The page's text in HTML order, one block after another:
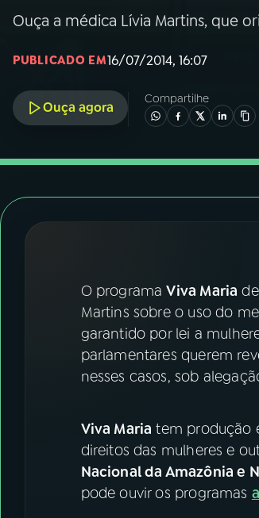
03 PROGRAMAÇÃO
05PODCASTS
FESTIVAL DE MÚSICA
ACOMPANHE A RÁDIO NACIONAL
Facebook
Ouça a médica Lívia Martins, que
PUBLICADO EM16/07/2014, 16:07
Ouça agora
Compartilhe
O programaViva Maria
Martins sobre o uso do
garantido por lei a
parlamentares querem
nesses casos, sob
Viva Maria tem produção
direitos das mulheres e
Nacional da Amazônia e
pode ouvir os programas